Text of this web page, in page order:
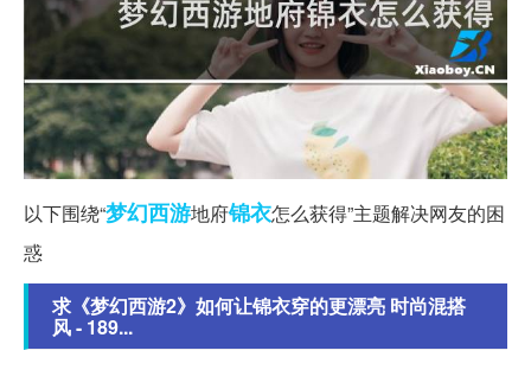
以下围绕“梦幻西游地府锦衣怎么获得”主题解决网友的困
惑
求《梦幻西游2》如何让锦衣穿的更漂亮 时尚混搭
风 - 189...